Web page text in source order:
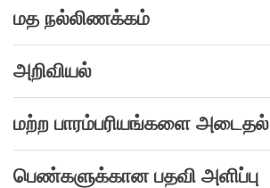
மத நல்லிணக்கம்
அறிவியல்
மற்ற பாரம்பரியங்களை அடைதல்
பெண்களுக்கான பதவி அளிப்பு